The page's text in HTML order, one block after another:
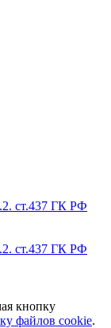
ст.437 ГК РФ
ст.437 ГК РФ
кнопку
файлов cookie.